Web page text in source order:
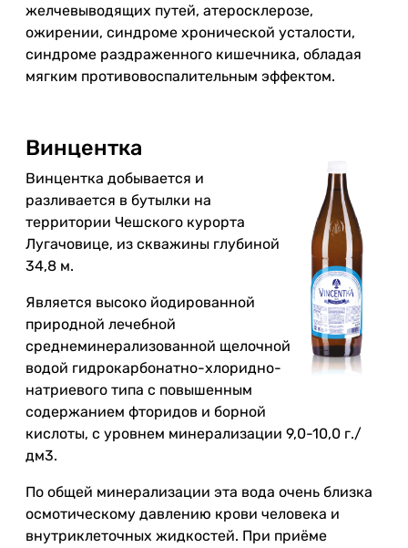
желчевыводящих путей, атеросклерозе,
ожирении, синдроме хронической усталости,
синдроме раздраженного кишечника, обладая
мягким противовоспалительным эффектом.
Винцентка
Винцентка добывается и
разливается в бутылки на
территории Чешского курорта
Лугачовице, из скважины глубиной
34,8 м.
Является высоко йодированной
природной лечебной
среднеминерализованной щелочной
водой гидрокарбонатно-хлоридно-
натриевого типа с повышенным
содержанием фторидов и борной
кислоты, с уровнем минерализации 9,0-10,0 г./
дм3.
По общей минерализации эта вода очень близка
осмотическому давлению крови человека и
внутриклеточных жидкостей. При приёме